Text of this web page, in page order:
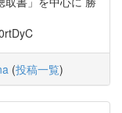
(投稿一覧)